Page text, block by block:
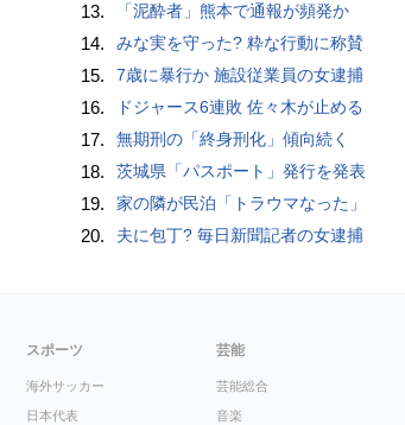
13. 「泥酔者」熊本で通報が頻発か
14. みな実を守った? 粋な行動に称賛
15. 7歳に暴行か 施設従業員の女逮捕
16. ドジャース6連敗 佐々木が止める
17. 無期刑の「終身刑化」傾向続く
18. 茨城県「パスポート」発行を発表
19. 家の隣が民泊「トラウマなった」
20. 夫に包丁? 毎日新聞記者の女逮捕
スポーツ
海外サッカー
日本代表
芸能
芸能総合
音楽